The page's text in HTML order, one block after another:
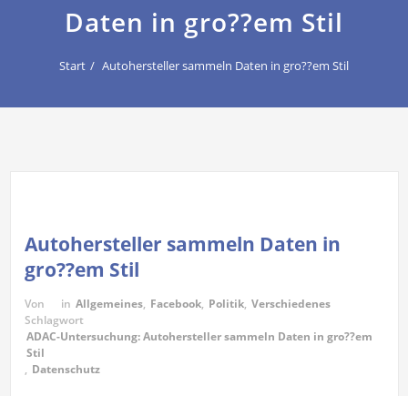
Daten in gro??em Stil
Start Autohersteller sammeln Daten in gro??em Stil
Autohersteller sammeln Daten in
gro??em Stil
Von in Allgemeines, Facebook, Politik, Verschiedenes
Schlagwort
ADAC-Untersuchung: Autohersteller sammeln Daten in gro??em
Stil
, Datenschutz